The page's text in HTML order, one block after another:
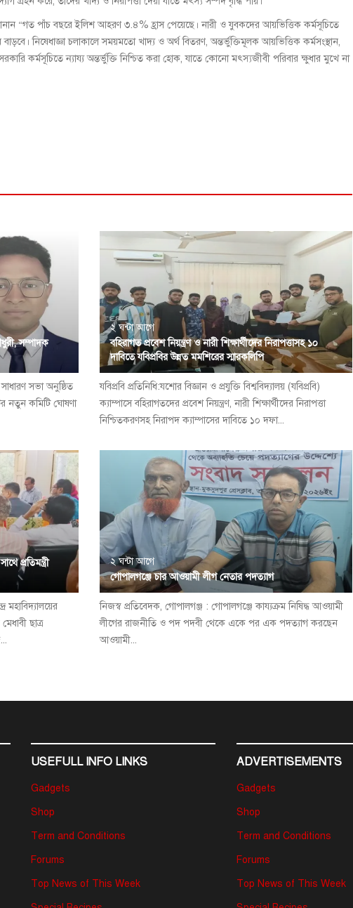
“গত পাঁচ বছরে ইলিশ আহরণ ৩.৪% হ্রাস পেয়েছে। নারী ও যুবকদের আয়ভিত্তিক কর্মসূচিতে
নিষেধাজ্ঞা চলাকালে সময়মতো খাদ্য ও অর্থ বিতরণ, অন্তর্ভুক্তিমূলক আয়ভিত্তিক কর্মসংস্থান,
কর্মসূচিতে ন্যায্য অন্তর্ভুক্তি নিশ্চিত করা হোক, যাতে কোনো মৎস্যজীবী পরিবার ক্ষুধার মুখে না
সম্পাদক
সভা অনুষ্ঠিত
নতুন কমিটি ঘোষণা
২ ঘন্টা আগে
বহিরাগত প্রবেশ নিয়ন্ত্রণ ও নারী শিক্ষার্থীদের নিরাপত্তাসহ ১০
দাবিতে যবিপ্রবির উন্নত মমশিরের স্মারকলিপি
যবিপ্রবি প্রতিনিধি:যশোর বিজ্ঞান ও প্রযুক্তি বিশ্ববিদ্যালয় (যবিপ্রবি)
ক্যাম্পাসে বহিরাগতদের প্রবেশ নিয়ন্ত্রণ, নারী শিক্ষার্থীদের নিরাপত্তা
নিশ্চিতকরণসহ নিরাপদ ক্যাম্পাসের দাবিতে ১০ দফা...
প্রতিমন্ত্রী
মহাবিদ্যালয়ের
ছাত্র
২ ঘন্টা আগে
গোপালগঞ্জে চার আওয়ামী লীগ নেতার পদত্যাগ
নিজস্ব প্রতিবেদক, গোপালগঞ্জ : গোপালগঞ্জে কায্যক্রম নিষিদ্ধ আওয়ামী
লীগের রাজনীতি ও পদ পদবী থেকে একে পর এক পদত্যাগ করছেন
আওয়ামী...
USEFULL INFO LINKS
Gadgets
Shop
Term and Conditions
Forums
Top News of This Week
ADVERTISEMENTS
Gadgets
Shop
Term and Conditions
Forums
Top News of This Week